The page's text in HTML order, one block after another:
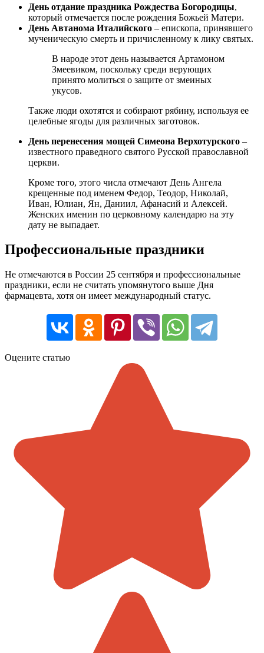
День отдание праздника Рождества Богородицы,
который отмечается после рождения Божьей Матери.
День Автанома Италийского – епископа, принявшего
мученическую смерть и причисленному к лику святых.
В народе этот день называется Артамоном
Змеевиком, поскольку среди верующих
принято молиться о защите от змеиных
укусов.
Также люди охотятся и собирают рябину, используя ее
целебные ягоды для различных заготовок.
День перенесения мощей Симеона Верхотурского –
известного праведного святого Русской православной
церкви.
Кроме того, этого числа отмечают День Ангела
крещенные под именем Федор, Теодор, Николай,
Иван, Юлиан, Ян, Даниил, Афанасий и Алексей.
Женских именин по церковному календарю на эту
дату не выпадает.
Профессиональные праздники
Не отмечаются в России 25 сентября и профессиональные
праздники, если не считать упомянутого выше Дня
фармацевта, хотя он имеет международный статус.
Оцените статью